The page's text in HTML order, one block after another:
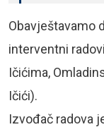
Obavještavamo
interventni
Ičićima,
Ičići).
Izvođač radova